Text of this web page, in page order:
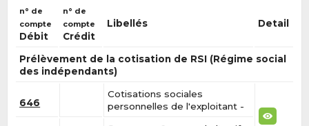
n° de
compte
Débit
n° de
compte
Crédit
Libellés Detail
Prélèvement de la cotisation de RSI (Régime social
des indépendants)
646
Cotisations sociales
personnelles de l'exploitant -